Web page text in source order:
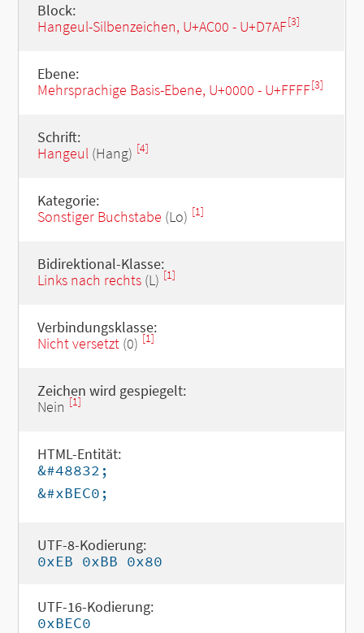
Block:
Hangeul-Silbenzeichen, U+AC00 - U+D7AF[3]
Ebene:
Mehrsprachige Basis-Ebene, U+0000 - U+FFFF[3]
Schrift:
Hangeul(Hang) [4]
Kategorie:
Sonstiger Buchstabe (Lo) [1]
Bidirektional-Klasse:
Links nach rechts(L) [1]
Verbindungsklasse:
Nicht versetzt(0) [1]
Zeichen wird gespiegelt:
Nein [1]
HTML-Entität:
&#48832;
&#xBEC0;
UTF-8-Kodierung:
0xEB 0xBB 0x80
UTF-16-Kodierung:
0xBEC0